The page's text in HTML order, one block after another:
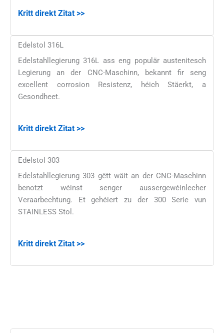
Kritt direkt Zitat >>
Edelstol 316L
Edelstahllegierung 316L ass eng populär austenitesch
Legierung an der CNC-Maschinn, bekannt fir seng
excellent corrosion Resistenz, héich Stäerkt, a
Gesondheet.
Kritt direkt Zitat >>
Edelstol 303
Edelstahllegierung 303 gëtt wäit an der CNC-Maschinn
benotzt wéinst senger aussergewéinlecher
Veraarbechtung. Et gehéiert zu der 300 Serie vun
STAINLESS Stol.
Kritt direkt Zitat >>